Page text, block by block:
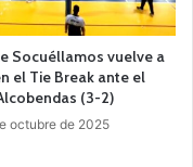
Socuéllamos vuelve a
el Tie Break ante el
(3-2)
octubre de 2025